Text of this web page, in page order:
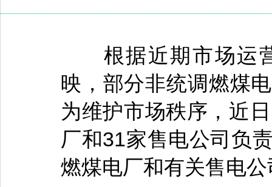
根据近期市场运营
映，部分非统调燃煤
为维护市场秩序，近
厂和31家售电公司负
燃煤电厂和有关售电